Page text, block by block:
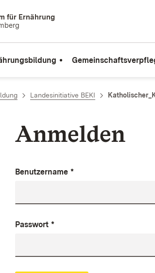
für Ernährung
Landesinitiative BEKI
Anmelden
Benutzername *
Passwort *